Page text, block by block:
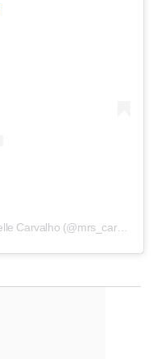
Una publicación compartida de Michelle Carvalho (@mrs_carvalho)